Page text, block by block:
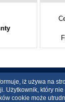
iż używa na
Użytkownik, który
cookie może